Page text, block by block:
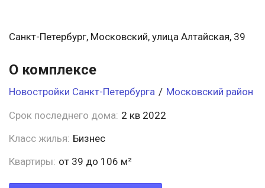
Санкт-Петербург, Московский, улица Алтайская, 39
О комплексе
Новостройки Санкт-Петербурга / Московский район
Срок последнего дома: 2 кв 2022
Класс жилья: Бизнес
Квартиры: от 39 до 106 м²